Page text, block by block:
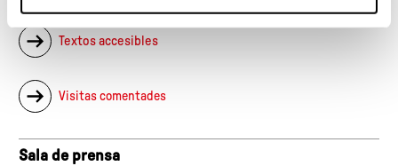
Textos accesibles
Visitas comentades
Sala de prensa